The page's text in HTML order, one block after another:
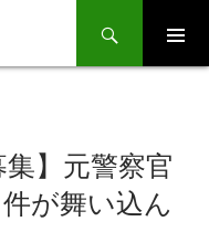
集】元警察官
が舞い込ん